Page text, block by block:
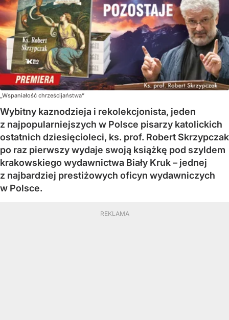
„Wspaniałość chrześcijaństwa”
Wybitny kaznodzieja i rekolekcjonista, jeden
z najpopularniejszych w Polsce pisarzy katolickich
ostatnich dziesięcioleci, ks. prof. Robert Skrzypczak
po raz pierwszy wydaje swoją książkę pod szyldem
krakowskiego wydawnictwa Biały Kruk – jednej
z najbardziej prestiżowych oficyn wydawniczych
w Polsce.